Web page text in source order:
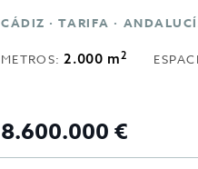
CÁDIZ · TARIFA ·
METROS:2.000 m2
8.600.000 €